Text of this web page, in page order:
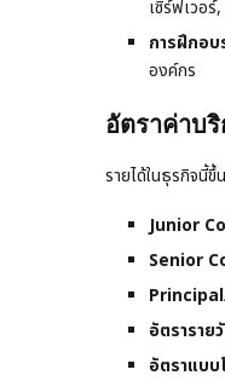
เซิร์ฟเวอ
การฝึกอ
องค์กร
อัตราค่าบ
รายได้ในธุรกิจนี้
Junior
Senior
อัตราราย
อัตราแบ